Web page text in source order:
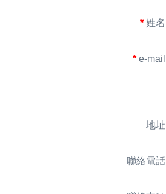
姓名
e-mail
地址
聯絡電話